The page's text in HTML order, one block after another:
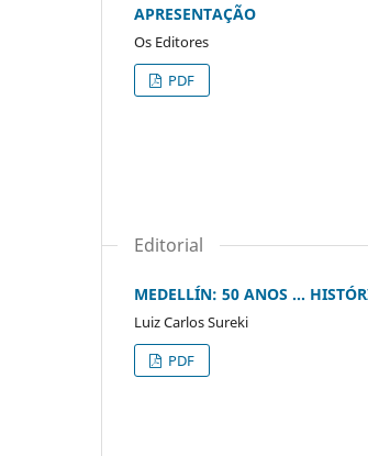
APRESENTAÇÃO
Os Editores
PDF
Editorial
MEDELLÍN: 50 ANOS ...
Luiz Carlos Sureki
PDF